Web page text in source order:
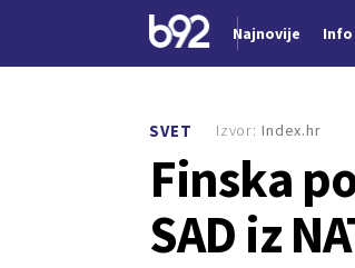
Najnovije Info
SVET
Finska
SAD iz
Izvor: Index.hr